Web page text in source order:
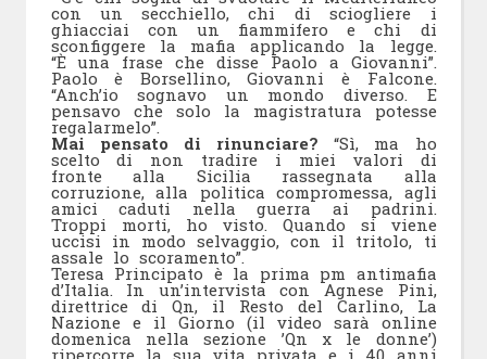
con un secchiello, chi di sciogliere i
ghiacciai con un fiammifero e chi di
sconfiggere la mafia applicando la legge.
“È una frase che disse Paolo a Giovanni”.
Paolo è Borsellino, Giovanni è Falcone.
“Anch’io sognavo un mondo diverso. E
pensavo che solo la magistratura potesse
regalarmelo”.
Mai pensato di rinunciare? “Sì, ma ho
scelto di non tradire i miei valori di
fronte alla Sicilia rassegnata alla
corruzione, alla politica compromessa, agli
amici caduti nella guerra ai padrini.
Troppi morti, ho visto. Quando si viene
uccisi in modo selvaggio, con il tritolo, ti
assale lo scoramento”.
Teresa Principato è la prima pm antimafia
d’Italia. In un’intervista con Agnese Pini,
direttrice di Qn, il Resto del Carlino, La
Nazione e il Giorno (il video sarà online
domenica nella sezione ’Qn x le donne’)
ripercorre la sua vita privata e i 40 anni